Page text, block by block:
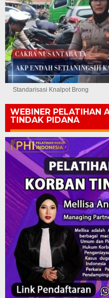
Standarisasi Knalpot Brong
WEBINER PELATIHAN
TINDAK PIDANA